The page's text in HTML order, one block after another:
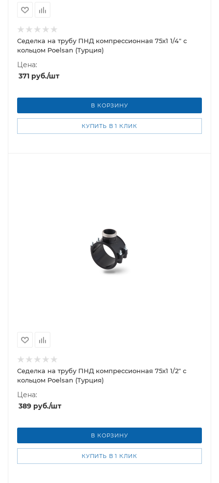
Седелка на трубу ПНД компрессионная 75х1 1/4" с
кольцом Poelsan (Турция)
Цена:
371 руб./шт
В КОРЗИНУ
КУПИТЬ В 1 КЛИК
Седелка на трубу ПНД компрессионная 75х1 1/2" с
кольцом Poelsan (Турция)
Цена:
389 руб./шт
В КОРЗИНУ
КУПИТЬ В 1 КЛИК